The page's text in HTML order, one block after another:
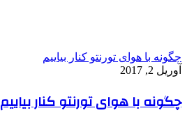
چگونه با هوای تورنتو کنار بیاییم
آوریل 2, 2017
چگونه با هوای تورنتو کنار بیاییم